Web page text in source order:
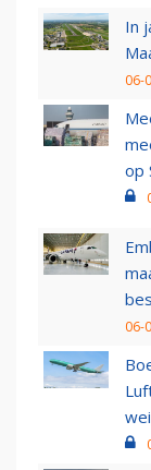
In
06-
op
06-